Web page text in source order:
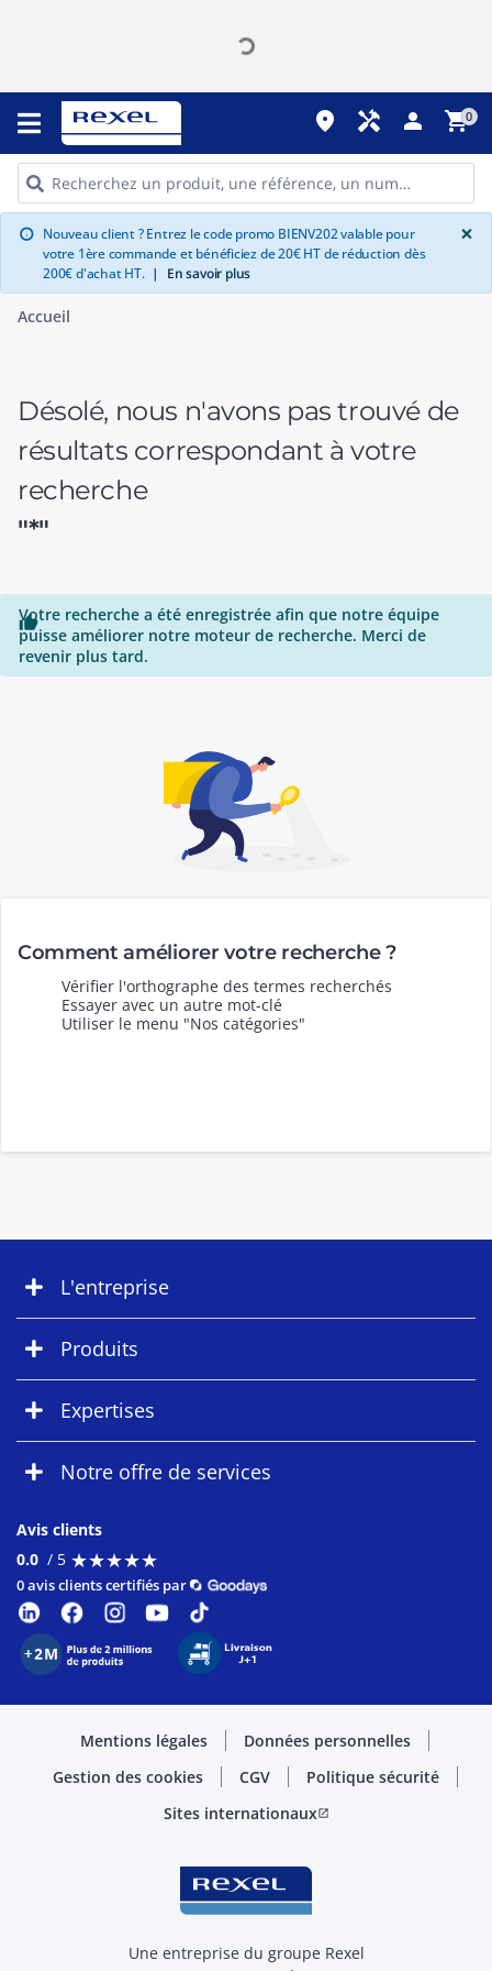
place handyman person shopping_cart0
info Nouveau client ? Entrez le code promo BIENV202 valable pour
votre 1ère commande et bénéficiez de 20€ HT de réduction dès
200€ d'achat HT. | En savoir plus
×
Accueil
Désolé, nous n'avons pas trouvé de
résultats correspondant à votre
recherche
"*"

Votre recherche a été enregistrée afin que notre équipe
puisse améliorer notre moteur de recherche. Merci de
revenir plus tard.
Comment améliorer votre recherche ?
Vérifier l'orthographe des termes recherchés
Essayer avec un autre mot-clé
Utiliser le menu "Nos catégories"
L'entreprise
Produits
Expertises
Notre offre de services
Avis clients
0.0 / 5 ★★★★★
★★★★★
0 avis clients certifiés par
Mentions légales
Données personnelles
Gestion des cookies
CGV
Politique sécurité
Sites internationauxopen_in_new
Une entreprise du groupe Rexel